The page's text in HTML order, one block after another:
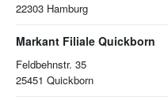
22303 Hamburg
Markant Filiale Quickborn
Feldbehnstr. 35
25451 Quickborn